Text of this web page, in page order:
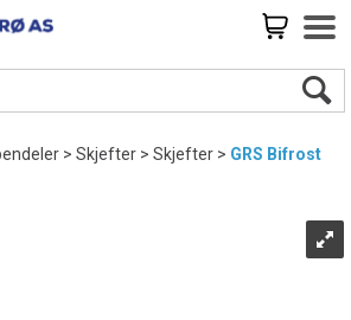
>Skjefter>Skjefter>GRS Bifrost